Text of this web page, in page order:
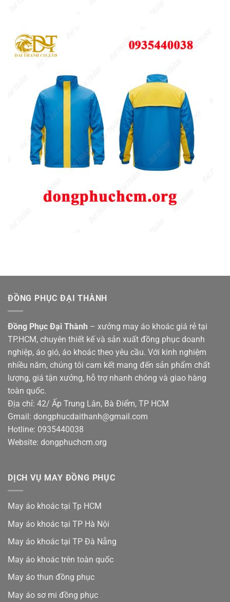
ĐỒNG PHỤC ĐẠI THÀNH
Đồng Phục Đại Thành – xưởng may áo khoác giá rẻ tại
TP.HCM, chuyên thiết kế và sản xuất đồng phục doanh
nghiệp, áo gió, áo khoác theo yêu cầu. Với kinh nghiệm
nhiều năm, chúng tôi cam kết mang đến sản phẩm chất
lượng, giá tận xưởng, hỗ trợ nhanh chóng và giao hàng
toàn quốc.
Địa chỉ: 42/ Ấp Trung Lân, Bà Điểm, TP HCM
Gmail: dongphucdaithanh@gmail.com
Hotline: 0935440038
Website: dongphuchcm.org
DỊCH VỤ MAY ĐỒNG PHỤC
May áo khoác tại Tp HCM
May áo khoác tại TP Hà Nội
May áo khoác tại TP Đà Nẵng
May áo khoác trên toàn quốc
May áo thun đồng phục
May áo sơ mi đồng phục